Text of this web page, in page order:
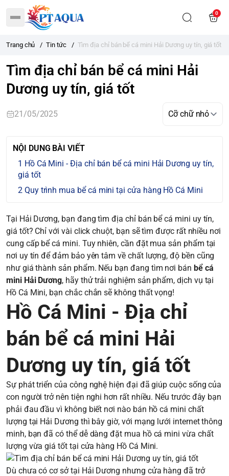
0
Trang chủ / Tin tức / Tìm địa chỉ bán bể cá mini Hải Dương uy tín, giá tốt
Tìm địa chỉ bán bể cá mini Hải
Dương uy tín, giá tốt
21/05/2025
NỘI DUNG BÀI VIẾT
Hồ Cá Mini - Địa chỉ bán bể cá mini Hải Dương uy tín,
giá tốt
Quy trình mua bể cá mini tại cửa hàng Hồ Cá Mini
Tại Hải Dương, bạn đang tìm địa chỉ bán bể cá mini uy tín,
giá tốt? Chỉ với vài click chuột, bạn sẽ tìm được rất nhiều nơi
cung cấp bể cá mini. Tuy nhiên, cần đặt mua sản phẩm tại
nơi uy tín để đảm bảo yên tâm về chất lượng, độ bền cũng
như giá thành sản phẩm. Nếu bạn đang tìm nơi bán bể cá
mini Hải Dương, hãy thử trải nghiệm sản phẩm, dịch vụ tại
Hồ Cá Mini, bạn chắc chắn sẽ không thất vọng!
Hồ Cá Mini - Địa chỉ
bán bể cá mini Hải
Dương uy tín, giá tốt
Sự phát triển của công nghệ hiện đại đã giúp cuộc sống của
con người trở nên tiện nghi hơn rất nhiều. Nếu trước đây bạn
phải đau đầu vì không biết nơi nào bán hồ cá mini chất
lượng tại Hải Dương thì bây giờ, với mạng lưới internet thông
minh, bạn đã có thể dễ dàng đặt mua hồ cá mini vừa chất
lượng vừa giá tốt tại cửa hàng Hồ Cá Mini.
Dù chưa có cơ sở tại Hải Dương nhưng cửa hàng đã trở